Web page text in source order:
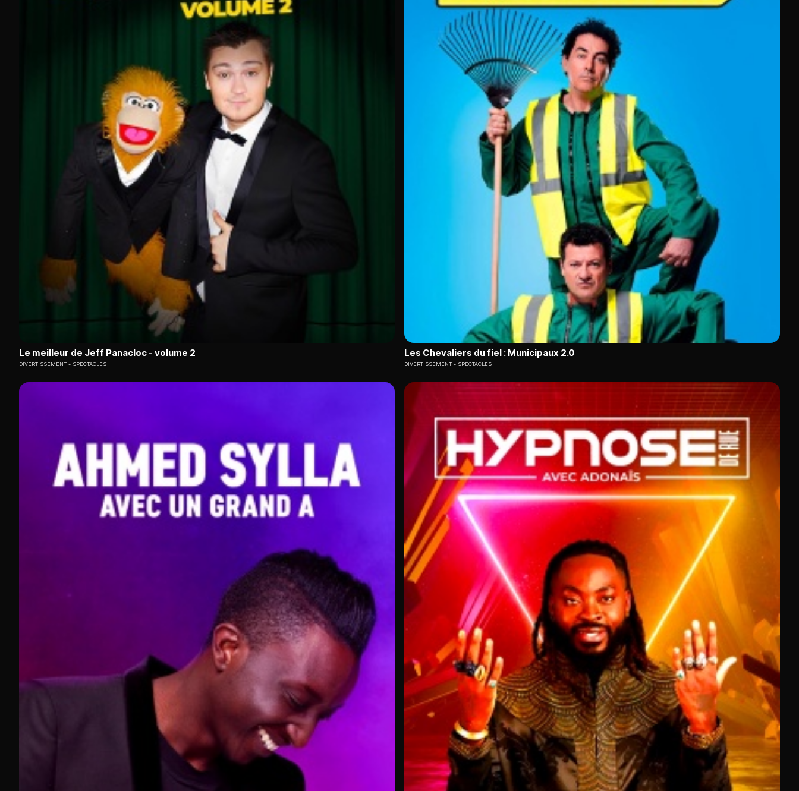
Le meilleur de Jeff Panacloc - volume 2
DIVERTISSEMENT SPECTACLES
Les Chevaliers du fiel : Municipaux 2.0
DIVERTISSEMENT SPECTACLES